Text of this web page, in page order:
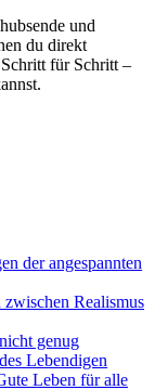
und
du direkt
für Schritt –
der angespannten
Realismus
genug
Lebendigen
Leben für alle